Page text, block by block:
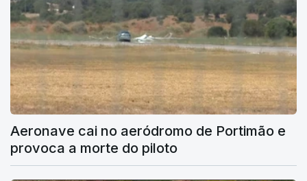
Aeronave cai no aeródromo de Portimão e
provoca a morte do piloto